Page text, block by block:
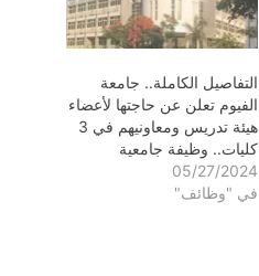
التفاصيل الكاملة.. جامعة
الفيوم تعلن عن حاجتها لأعضاء
هيئة تدريس ومعاونيهم في 3
كليات.. وظيفة جامعية
05/27/2024
في "وظائف"